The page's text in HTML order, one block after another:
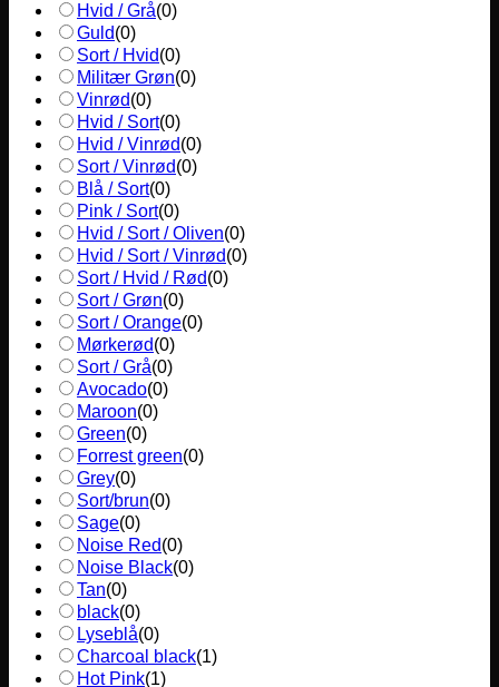
Hvid / Grå(0)
Guld(0)
Sort / Hvid(0)
Militær Grøn(0)
Vinrød(0)
Hvid / Sort(0)
Hvid / Vinrød(0)
Sort / Vinrød(0)
Blå / Sort(0)
Pink / Sort(0)
Hvid / Sort / Oliven(0)
Hvid / Sort / Vinrød(0)
Sort / Hvid / Rød(0)
Sort / Grøn(0)
Sort / Orange(0)
Mørkerød(0)
Sort / Grå(0)
Avocado(0)
Maroon(0)
Green(0)
Forrest green(0)
Grey(0)
Sort/brun(0)
Sage(0)
Noise Red(0)
Noise Black(0)
Tan(0)
black(0)
Lyseblå(0)
Charcoal black(1)
Hot Pink(1)